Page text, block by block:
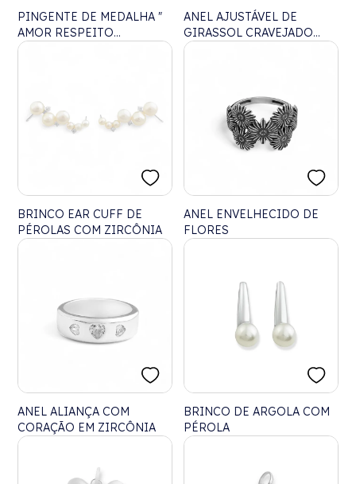
PINGENTE DE MEDALHA "
AMOR RESPEITO
PROTEÇÃO INSPIRAÇÃO
ANEL AJUSTÁVEL DE
GIRASSOL CRAVEJADO
COM ZIRCÔNIAS
BRINCO EAR CUFF DE
PÉROLAS COM ZIRCÔNIA
ANEL ENVELHECIDO DE
FLORES
ANEL ALIANÇA COM
CORAÇÃO EM ZIRCÔNIA
BRINCO DE ARGOLA COM
PÉROLA